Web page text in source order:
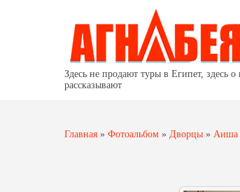
Здесь не продают туры в Египет, здесь о
рассказывают
Главная » Фотоальбом » Дворцы » Аиша